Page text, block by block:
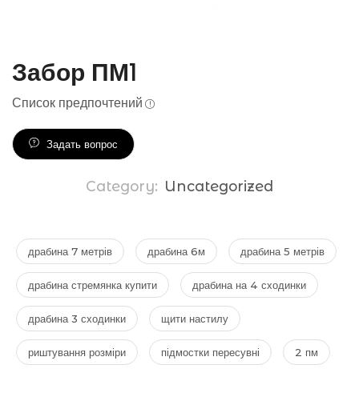
Забор ПМ1
Список предпочтений
Задать вопрос
Category: Uncategorized
драбина 7 метрів драбина 6м драбина 5 метрів
драбина стремянка купити драбина на 4 сходинки
драбина 3 сходинки щити настилу
риштування розміри підмостки пересувні 2 пм